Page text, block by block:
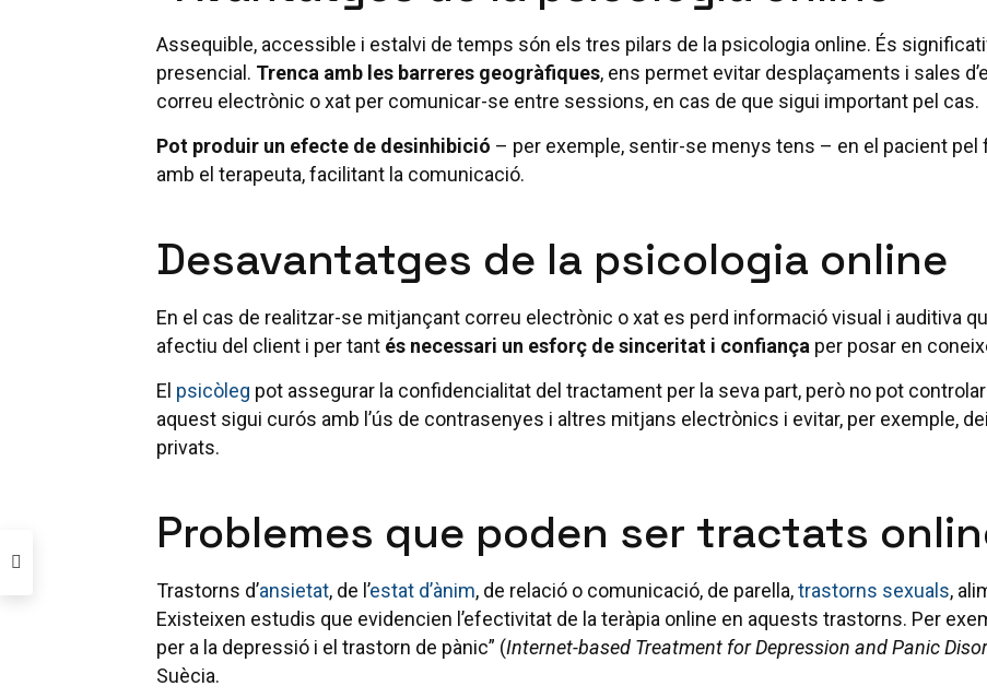
Assequible, accessible i estalvi de temps són els tres pilars de la psicologia online. És
presencial. Trenca amb les barreres geogràfiques, ens permet evitar desplaçaments i sales
correu electrònic o xat per comunicar-se entre sessions, en cas de que sigui important pel cas.
Pot produir un efecte de desinhibició – per exemple, sentir-se menys tens – en el pacient
amb el terapeuta, facilitant la comunicació.
Desavantatges de la psicologia online
En el cas de realitzar-se mitjançant correu electrònic o xat es perd informació visual i auditiva
afectiu del client i per tant és necessari un esforç de sinceritat i confiança per posar en
El psicòleg pot assegurar la confidencialitat del tractament per la seva part, però no pot
aquest sigui curós amb l’ús de contrasenyes i altres mitjans electrònics i evitar, per exemple,
privats.
Problemes que poden ser tractats
Trastorns d’ansietat, de l’estat d’ànim, de relació o comunicació, de parella,trastorns sexuals,
Existeixen estudis que evidencien l’efectivitat de la teràpia online en aquests trastorns. Per
per a la depressió i el trastorn de pànic” (Internet-based Treatment for Depression and Panic
Suècia.